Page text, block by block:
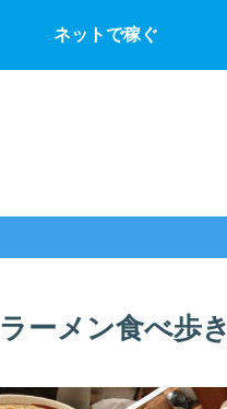
ネットで稼ぐ
ラーメン食べ歩き